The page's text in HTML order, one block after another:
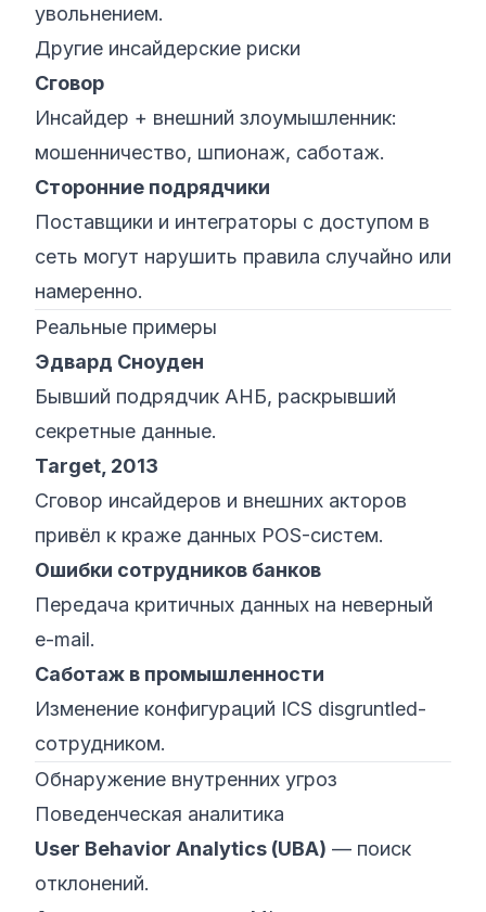
увольнением.
Другие инсайдерские риски
Сговор
Инсайдер + внешний злоумышленник:
мошенничество, шпионаж, саботаж.
Сторонние подрядчики
Поставщики и интеграторы с доступом в
сеть могут нарушить правила случайно или
намеренно.
Реальные примеры
Эдвард Сноуден
Бывший подрядчик АНБ, раскрывший
секретные данные.
Target, 2013
Сговор инсайдеров и внешних акторов
привёл к краже данных POS-систем.
Ошибки сотрудников банков
Передача критичных данных на неверный
e-mail.
Саботаж в промышленности
Изменение конфигураций ICS disgruntled-
сотрудником.
Обнаружение внутренних угроз
Поведенческая аналитика
User Behavior Analytics (UBA) — поиск
отклонений.